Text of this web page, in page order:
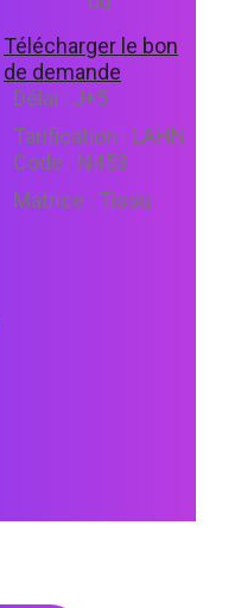
Télécharger le bon
de demande
Délai : J+5
Tarification : LAHN
Code : N453
Matrice : Tissu